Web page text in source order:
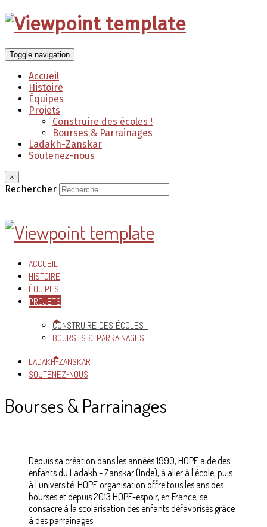
Toggle navigation
Accueil
Histoire
Équipes
Projets
Construire des écoles !
Bourses & Parrainages
Ladakh-Zanskar
Soutenez-nous
×
Rechercher
ACCUEIL
HISTOIRE
ÉQUIPES
PROJETS
CONSTRUIRE DES ÉCOLES !
BOURSES & PARRAINAGES
LADAKH-ZANSKAR
SOUTENEZ-NOUS
Bourses & Parrainages
Depuis sa création dans les années 1990, HOPE aide des
enfants du Ladakh - Zanskar (Inde), à aller à l'école, puis
à l'université. HOPE organisation offre tous les ans des
bourses et depuis 2013 HOPE-espoir, en France, se
consacre à la scolarisation des enfants défavorisés grâce
à des parrainages.